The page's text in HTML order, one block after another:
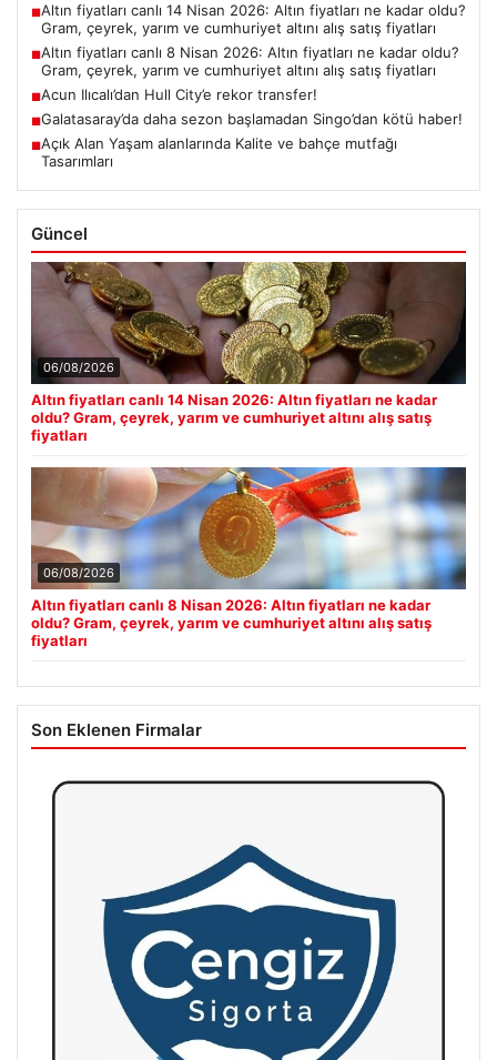
■Altın fiyatları canlı 14 Nisan 2026: Altın fiyatları ne kadar oldu?
Gram, çeyrek, yarım ve cumhuriyet altını alış satış fiyatları
■Altın fiyatları canlı 8 Nisan 2026: Altın fiyatları ne kadar oldu?
Gram, çeyrek, yarım ve cumhuriyet altını alış satış fiyatları
■Acun Ilıcalı’dan Hull City’e rekor transfer!
■Galatasaray’da daha sezon başlamadan Singo’dan kötü haber!
■Açık Alan Yaşam alanlarında Kalite ve bahçe mutfağı
Tasarımları
Güncel
06/08/2026
Altın fiyatları canlı 14 Nisan 2026: Altın fiyatları ne kadar
oldu? Gram, çeyrek, yarım ve cumhuriyet altını alış satış
fiyatları
06/08/2026
Altın fiyatları canlı 8 Nisan 2026: Altın fiyatları ne kadar
oldu? Gram, çeyrek, yarım ve cumhuriyet altını alış satış
fiyatları
Son Eklenen Firmalar